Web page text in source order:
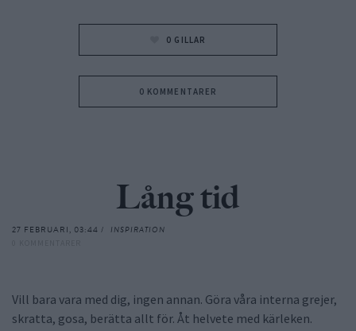
0 GILLAR
0 KOMMENTARER
Lång tid
27 FEBRUARI, 03:44 / INSPIRATION
Vill bara vara med dig, ingen annan. Göra våra interna grejer,
skratta, gosa, berätta allt för. Åt helvete med kärleken.